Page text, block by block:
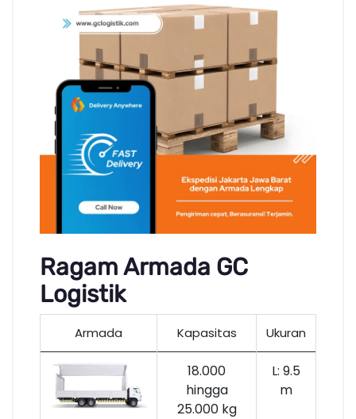
Ragam Armada GC
Logistik
Armada Kapasitas Ukuran
18.000
hingga
25.000 kg
L: 9.5
m